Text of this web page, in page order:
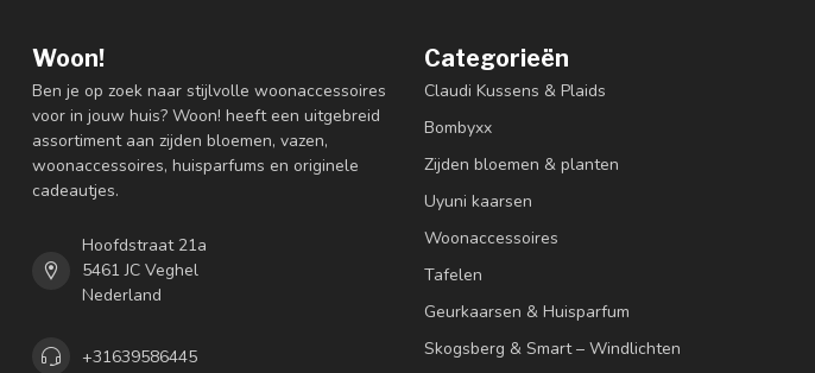
Woon!
Ben je op zoek naar stijlvolle woonaccessoires
voor in jouw huis? Woon! heeft een uitgebreid
assortiment aan zijden bloemen, vazen,
woonaccessoires, huisparfums en originele
cadeautjes.
Hoofdstraat 21a
5461 JC Veghel
Nederland
+31639586445
Categorieën
Claudi Kussens & Plaids
Bombyxx
Zijden bloemen & planten
Uyuni kaarsen
Woonaccessoires
Tafelen
Geurkaarsen & Huisparfum
Skogsberg & Smart – Windlichten